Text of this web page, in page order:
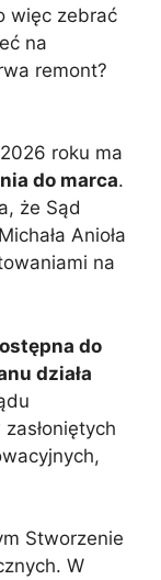
więc zebrać
na
remont?
roku ma
do marca.
że Sąd
Anioła
na
do
działa
Stworzenie
W